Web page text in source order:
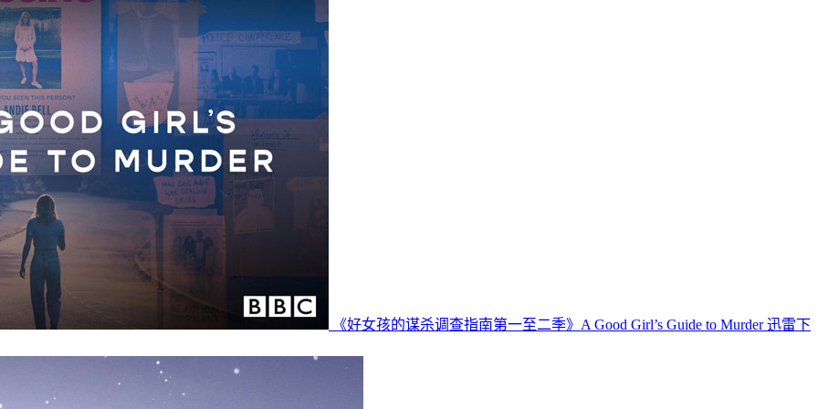
《好女孩的谋杀调查指南第一至二季》A Good Girl’s Guide to Murder 迅雷下